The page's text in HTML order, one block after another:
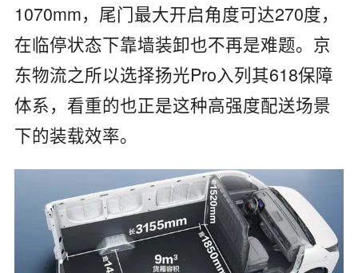
1070mm，尾门最大开启角度可达270度，
在临停状态下靠墙装卸也不再是难题。京
东物流之所以选择扬光Pro入列其618保障
体系，看重的也正是这种高强度配送场景
下的装载效率。